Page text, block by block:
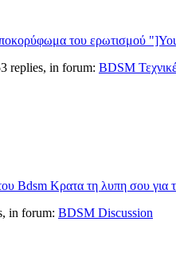
του ερωτισμού
replies, in forum: BDSM
Bdsm Κρατα τη λυπη σου για
in forum: BDSM Discussion